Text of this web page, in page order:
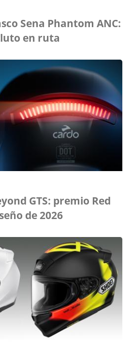
Sena Phantom ANC:
en ruta
GTS: premio Red
de 2026